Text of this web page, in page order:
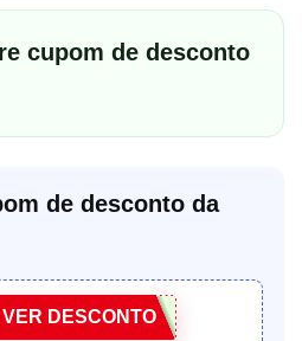
cupom de desconto
de desconto da
VER DESCONTO